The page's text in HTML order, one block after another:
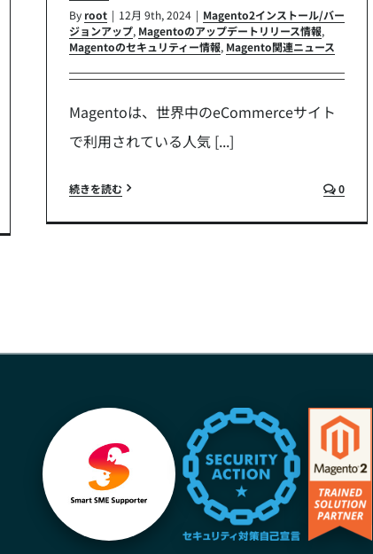
By root | 12月 9th, 2024 | Magento2インストール/バー
ジョンアップ, Magentoのアップデートリリース情報,
Magentoのセキュリティー情報, Magento関連ニュース
Magentoは、世界中のeCommerceサイト
で利用されている人気 [...]
続きを読む 0